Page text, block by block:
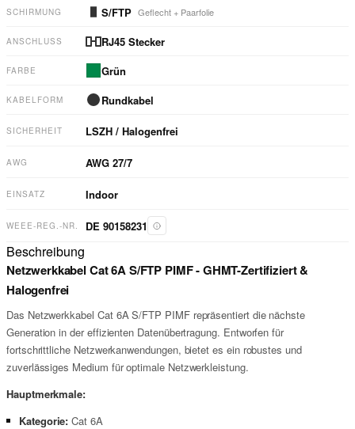
SCHIRMUNG S/FTP Geflecht + Paarfolie
ANSCHLUSS RJ45 Stecker
FARBE Grün
KABELFORM Rundkabel
SICHERHEIT LSZH / Halogenfrei
AWG AWG 27/7
EINSATZ Indoor
WEEE-REG.-NR. DE 90158231
Beschreibung
Netzwerkkabel Cat 6A S/FTP PIMF - GHMT-Zertifiziert &
Halogenfrei
Das Netzwerkkabel Cat 6A S/FTP PIMF repräsentiert die nächste
Generation in der effizienten Datenübertragung. Entworfen für
fortschrittliche Netzwerkanwendungen, bietet es ein robustes und
zuverlässiges Medium für optimale Netzwerkleistung.
Hauptmerkmale:
Kategorie: Cat 6A